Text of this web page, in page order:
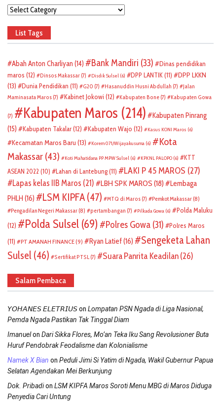
Categories
List Tags
Abah Anton Charliyan (14) Bank Mandiri (33)
Dinas pendidikan
maros (12) Dinsos Makassar (7) Disdik Sulsel (6) DPP LANTIK(11)
DPP LKKN
(13)
Dunia Pendidikan (11) G20 (7) Hasanuddin Husni Abdullah (7)
Jalan
Maminasata Maros (7) Kabinet Jokowi (12) Kabupaten Bone (7) Kabupaten Gowa
(7) Kabupaten Maros (214)
Kabupaten Pinrang
(15)
Kabupaten Takalar(12) Kabupaten Wajo (12) Kasus KONI Maros (6)
Kecamatan Maros Baru (13) Korem 071/Wijayakusuma (6)
Kota
Makassar (43) Koti Mahatidana PP MPW Sulsel (6) KPKNL PALOPO (6)
KTT
ASEAN 2022 (10) Lahan di Lantebung(11) LAKI P 45 MAROS (27)
Lapas kelas IIB Maros (21) LBH SPK MAROS (18)
Lembaga
PHLH (16) LSM KIPFA (47) MTQ di Maros (7) Pemkot Makassar (8)
Pengadilan Negeri Makassar (8) pertambangan (7) Pilkada Gowa (6)
Polda Maluku
(12)
Polda Sulsel (69) Polres Gowa (31)
Polres Maros
(11)
PT AMANAH FINANCE(9) Ryan Latief(16)
Sengeketa Lahan
Sulsel (46) Sertifikat PTSL (7) Suara Panrita Keadilan(26)
Salam Pembaca
𝘠𝘖𝘏𝘈𝘕𝘌𝘚 𝘌𝘓𝘌𝘛𝘙𝘐𝘜𝘚on Lompatan PSN Ngada di Liga Nasional,
Pemda Ngada Pastikan Tak Tinggal Diam
Imanuelon Dari Sikka Flores, Mo’an Teka Iku Sang Revolusioner Buta
Huruf Pendobrak Feodalisme dan Kolonialisme
Namek X Bian on Peduli Jimi Si Yatim di Ngada, Wakil Gubernur Papua
Selatan Agendakan Mei Berkunjung
Dok. Pribadion LSM KIPFA Maros Soroti Menu MBG di Maros Diduga
Penyedia Cari Untung